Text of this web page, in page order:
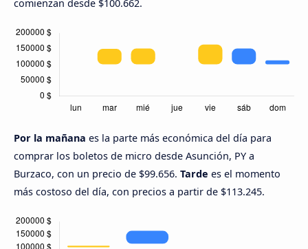
comienzan desde $100.662.
Por la mañana es la parte más económica del día para
comprar los boletos de micro desde Asunción, PY a
Burzaco, con un precio de $99.656. Tarde es el momento
más costoso del día, con precios a partir de $113.245.